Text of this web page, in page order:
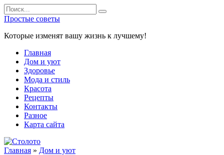
Перейти
к
содержанию
Search
for:
Простые советы
Которые изменят вашу жизнь к лучшему!
Главная
Дом и уют
Здоровье
Мода и стиль
Красота
Рецепты
Контакты
Разное
Карта сайта
Главная » Дом и уют